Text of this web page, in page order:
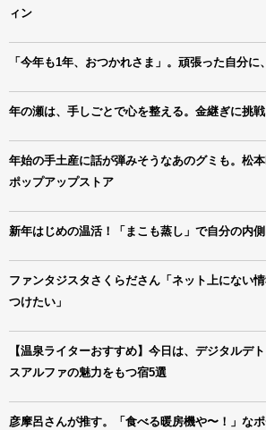
ィン
「今年も1年、おつかれさま」。頑張った自分に
年の瀬は、手しごとで心を整える。金継ぎに挑戦
年始の手土産に話が弾みそうなあのグミも。松
ポップアップストア
新年はじめの温活！「まこも蒸し」で自分の内
ファンタジスタさくらださん「ネット上にない
つけたい」
【温泉ライターおすすめ】今日は、デジタルデ
スアルファの魅力をもつ宿5選
彦摩呂さんが推す。「食べる暖房機や〜！」な